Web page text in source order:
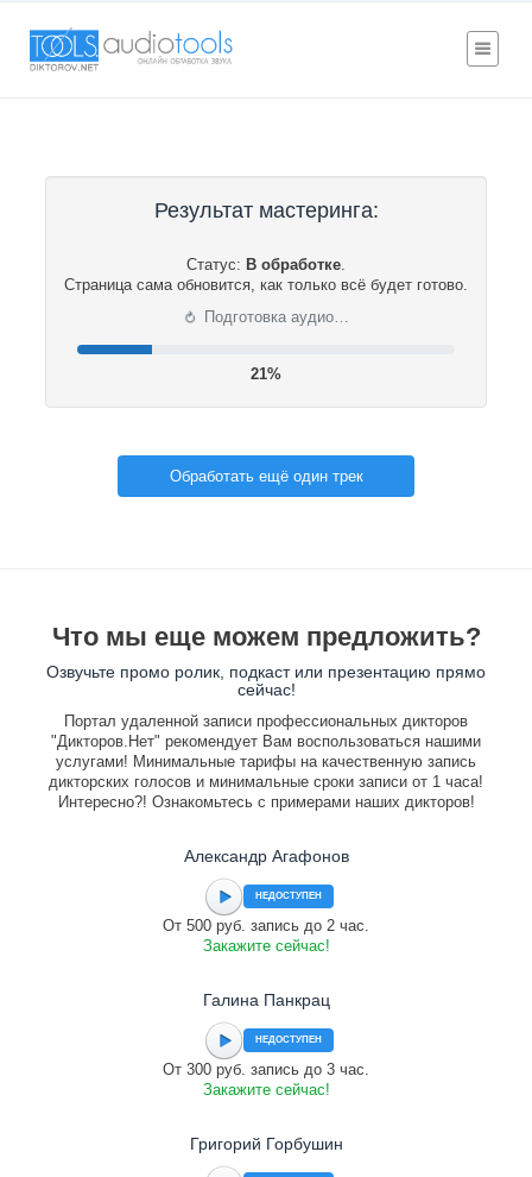
Результат мастеринга:
Статус: В обработке.
Страница сама обновится, как только всё будет готово.
⟳ Подготовка аудио…
21%
Обработать ещё один трек
Что мы еще можем предложить?
Озвучьте промо ролик, подкаст или презентацию прямо
сейчас!
Портал удаленной записи профессиональных дикторов
"Дикторов.Нет" рекомендует Вам воспользоваться нашими
услугами! Минимальные тарифы на качественную запись
дикторских голосов и минимальные сроки записи от 1 часа!
Интересно?! Ознакомьтесь с примерами наших дикторов!
Александр Агафонов
НЕДОСТУПЕН
От 500 руб. запись до 2 час.
Закажите сейчас!
Галина Панкрац
НЕДОСТУПЕН
От 300 руб. запись до 3 час.
Закажите сейчас!
Григорий Горбушин